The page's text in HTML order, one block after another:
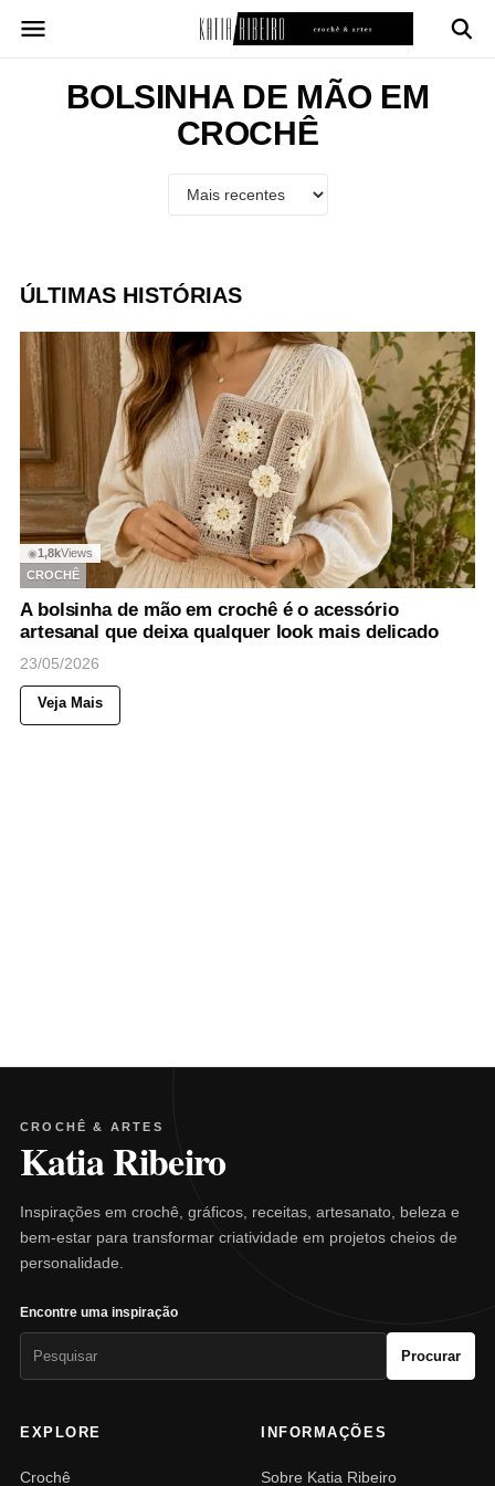
para
conteúdoBOLSINHA DE MÃO EM
CROCHÊ
ÚLTIMAS HISTÓRIAS
◉1,8kViews
CROCHÊ
A bolsinha de mão em crochê é o acessório
artesanal que deixa qualquer look mais delicado
23/05/2026
Veja Mais
CROCHÊ & ARTES
Katia Ribeiro
Inspirações em crochê, gráficos, receitas, artesanato, beleza e
bem-estar para transformar criatividade em projetos cheios de
personalidade.
Encontre uma inspiração
Procurar
EXPLORE
Crochê
INFORMAÇÕES
Sobre Katia Ribeiro